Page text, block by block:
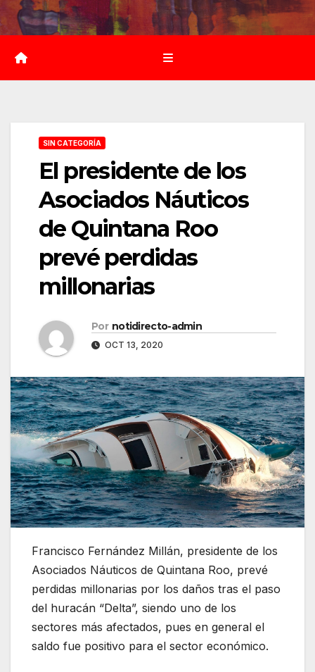
Saltar
al
contenido
SIN CATEGORÍA
El presidente de los
Asociados Náuticos
de Quintana Roo
prevé perdidas
millonarias
Por notidirecto-admin
OCT 13, 2020
Francisco Fernández Millán, presidente de los
Asociados Náuticos de Quintana Roo, prevé
perdidas millonarias por los daños tras el paso
del huracán “Delta”, siendo uno de los
sectores más afectados, pues en general el
saldo fue positivo para el sector económico.